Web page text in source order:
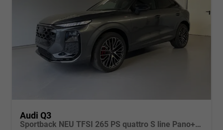
Audi Q3
Sportback NEU TFSI 265 PS quattro S line Pano+TechPro+Matrix+AHK+HUD+Alu20+KlimaPlus+DCC+SONOS